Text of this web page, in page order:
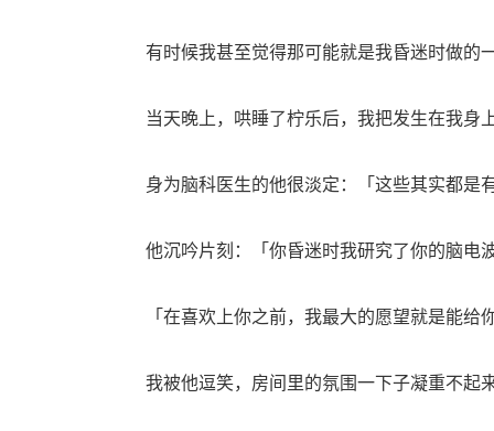
有时候我甚至觉得那可能就是我昏迷时做的
当天晚上，哄睡了柠乐后，我把发生在我身
身为脑科医生的他很淡定：「这些其实都是
他沉吟片刻：「你昏迷时我研究了你的脑电
「在喜欢上你之前，我最大的愿望就是能给
我被他逗笑，房间里的氛围一下子凝重不起